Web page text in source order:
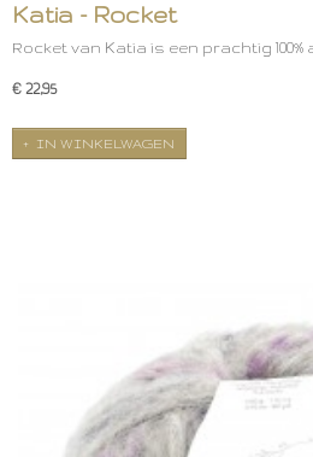
Katia - Rocket
Rocket van Katia is een prachtig 100%
€ 22,95
IN WINKELWAGEN